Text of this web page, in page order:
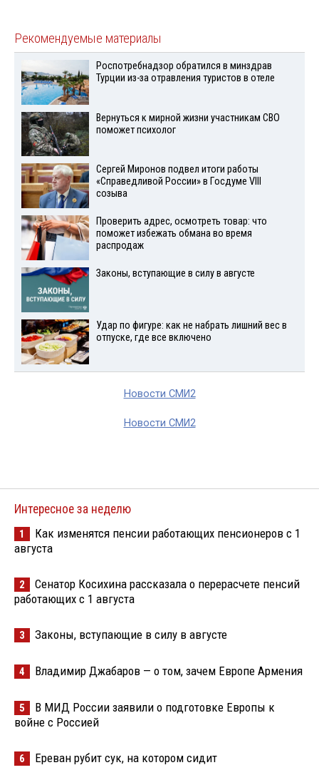
Рекомендуемые материалы
Роспотребнадзор обратился в минздрав
Турции из-за отравления туристов в отеле
Вернуться к мирной жизни участникам СВО
поможет психолог
Сергей Миронов подвел итоги работы
«Справедливой России» в Госдуме VIII
созыва
Проверить адрес, осмотреть товар: что
поможет избежать обмана во время
распродаж
Законы, вступающие в силу в августе
Удар по фигуре: как не набрать лишний вес в
отпуске, где все включено
Новости СМИ2
Новости СМИ2
Интересное за неделю
1
Как изменятся пенсии работающих пенсионеров с 1
августа
2
Сенатор Косихина рассказала о перерасчете пенсий
работающих с 1 августа
3 Законы, вступающие в силу в августе
4 Владимир Джабаров — о том, зачем Европе Армения
5
В МИД России заявили о подготовке Европы к
войне с Россией
6 Ереван рубит сук, на котором сидит